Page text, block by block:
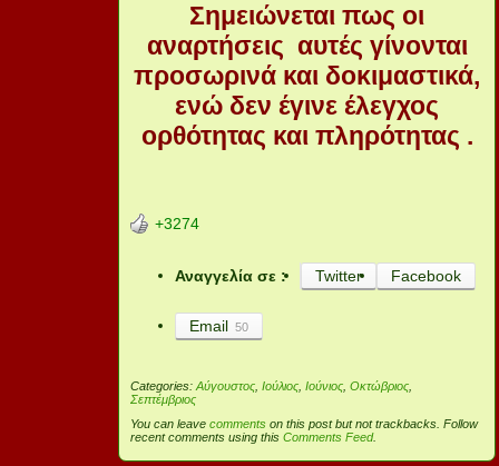
Σημειώνεται πως οι
αναρτήσεις αυτές γίνονται
προσωρινά και δοκιμαστικά,
ενώ δεν έγινε έλεγχος
ορθότητας και πληρότητας .
+3274
Αναγγελία σε : Twitter Facebook
Email 50
Categories:Αύγουστος ,Ιούλιος ,Ιούνιος ,Οκτώβριος
Σεπτέμβριος
You can leavecomments on this post but not trackbacks. Follow
recent comments using thisComments Feed.